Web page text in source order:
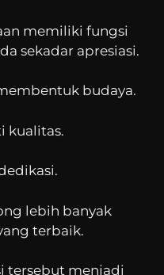
memiliki fungsi
sekadar apresiasi.
budaya.
kualitas.
lebih banyak
terbaik.
tersebut menjadi